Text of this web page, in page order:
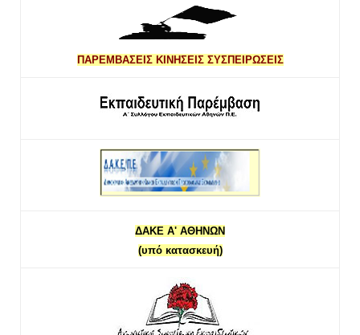
ΠΑΡΕΜΒΑΣΕΙΣ ΚΙΝΗΣΕΙΣ ΣΥΣΠΕΙΡΩΣΕΙΣ
ΔΑΚΕ Α' ΑΘΗΝΩΝ
(υπό κατασκευή)